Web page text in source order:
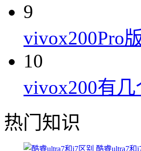
9
vivox200Pro
10
vivox200有几
热门知识
酷睿ultra7和